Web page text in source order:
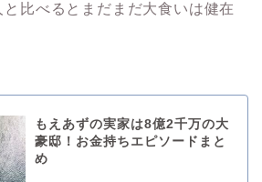
比べるとまだまだ大食いは健在
もえあずの実家は8億2千万の大
豪邸！お金持ちエピソードまと
め